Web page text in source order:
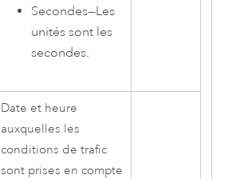
Secondes—Les
unités sont les
secondes.
Date et heure
auxquelles les
conditions de trafic
sont prises en compte